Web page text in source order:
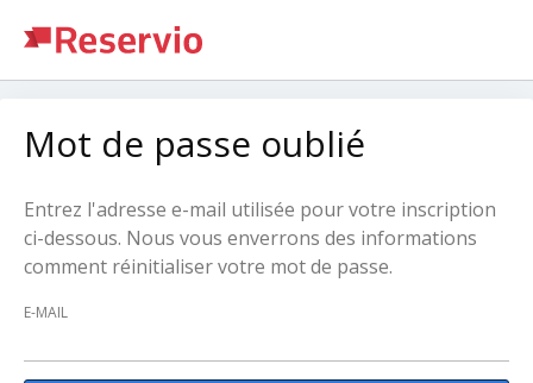
Mot de passe oublié
Entrez l'adresse e-mail utilisée pour votre inscription
ci-dessous. Nous vous enverrons des informations
comment réinitialiser votre mot de passe.
E-MAIL